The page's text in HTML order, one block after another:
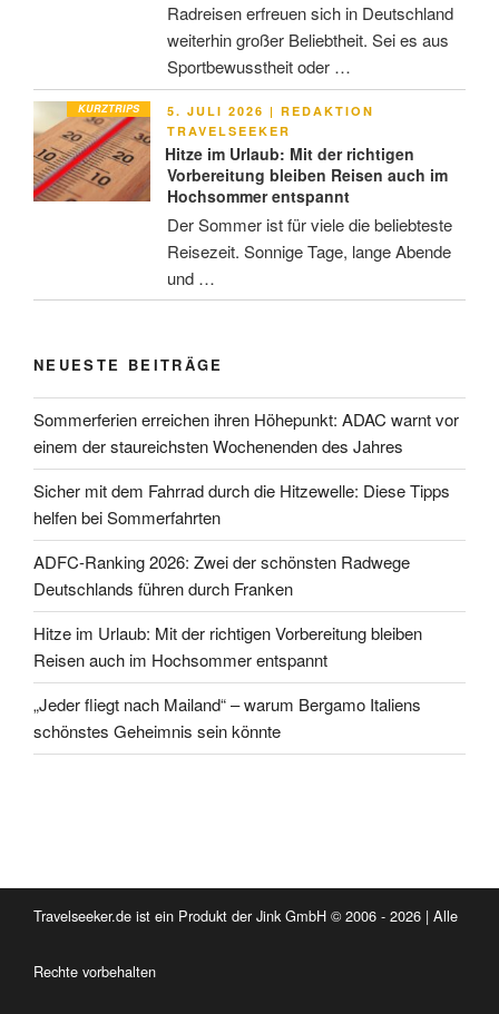
Radreisen erfreuen sich in Deutschland
weiterhin großer Beliebtheit. Sei es aus
Sportbewusstheit oder …
KURZTRIPS
VERÖFFENTLICHT
AM
5. JULI 2026 | REDAKTION
TRAVELSEEKER
Hitze im Urlaub: Mit der richtigen
Vorbereitung bleiben Reisen auch im
Hochsommer entspannt
Der Sommer ist für viele die beliebteste
Reisezeit. Sonnige Tage, lange Abende
und …
NEUESTE BEITRÄGE
Sommerferien erreichen ihren Höhepunkt: ADAC warnt vor
einem der staureichsten Wochenenden des Jahres
Sicher mit dem Fahrrad durch die Hitzewelle: Diese Tipps
helfen bei Sommerfahrten
ADFC-Ranking 2026: Zwei der schönsten Radwege
Deutschlands führen durch Franken
Hitze im Urlaub: Mit der richtigen Vorbereitung bleiben
Reisen auch im Hochsommer entspannt
„Jeder fliegt nach Mailand“ – warum Bergamo Italiens
schönstes Geheimnis sein könnte
Travelseeker.de ist ein Produkt der Jink GmbH © 2006 - 2026 | Alle
Rechte vorbehalten